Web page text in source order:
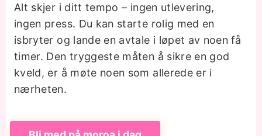
Alt skjer i ditt tempo – ingen utlevering,
ingen press. Du kan starte rolig med en
isbryter og lande en avtale i løpet av noen få
timer. Den tryggeste måten å sikre en god
kveld, er å møte noen som allerede er i
nærheten.